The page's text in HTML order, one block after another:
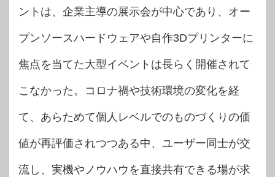
ントは、企業主導の展示会が中心であり、オー
プンソースハードウェアや自作3Dプリンターに
焦点を当てた大型イベントは長らく開催されて
こなかった。コロナ禍や技術環境の変化を経
て、あらためて個人レベルでのものづくりの価
値が再評価されつつある中、ユーザー同士が交
流し、実機やノウハウを直接共有できる場が求